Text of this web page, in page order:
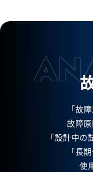
「故
故障原
「設計中の
「長
使